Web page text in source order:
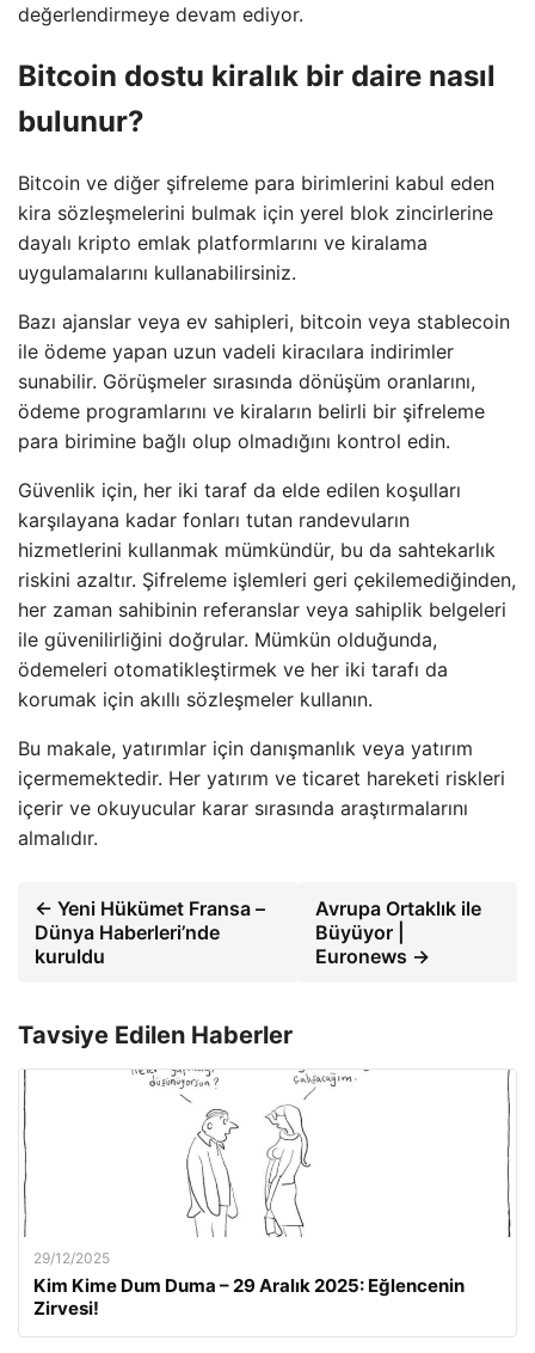
değerlendirmeye devam ediyor.
Bitcoin dostu kiralık bir daire nasıl
bulunur?
Bitcoin ve diğer şifreleme para birimlerini kabul eden
kira sözleşmelerini bulmak için yerel blok zincirlerine
dayalı kripto emlak platformlarını ve kiralama
uygulamalarını kullanabilirsiniz.
Bazı ajanslar veya ev sahipleri, bitcoin veya stablecoin
ile ödeme yapan uzun vadeli kiracılara indirimler
sunabilir. Görüşmeler sırasında dönüşüm oranlarını,
ödeme programlarını ve kiraların belirli bir şifreleme
para birimine bağlı olup olmadığını kontrol edin.
Güvenlik için, her iki taraf da elde edilen koşulları
karşılayana kadar fonları tutan randevuların
hizmetlerini kullanmak mümkündür, bu da sahtekarlık
riskini azaltır. Şifreleme işlemleri geri çekilemediğinden,
her zaman sahibinin referanslar veya sahiplik belgeleri
ile güvenilirliğini doğrular. Mümkün olduğunda,
ödemeleri otomatikleştirmek ve her iki tarafı da
korumak için akıllı sözleşmeler kullanın.
Bu makale, yatırımlar için danışmanlık veya yatırım
içermemektedir. Her yatırım ve ticaret hareketi riskleri
içerir ve okuyucular karar sırasında araştırmalarını
almalıdır.
← Yeni Hükümet Fransa –
Dünya Haberleri’nde
kuruldu
Avrupa Ortaklık ile
Büyüyor |
Euronews →
Tavsiye Edilen Haberler
29/12/2025
Kim Kime Dum Duma – 29 Aralık 2025: Eğlencenin
Zirvesi!